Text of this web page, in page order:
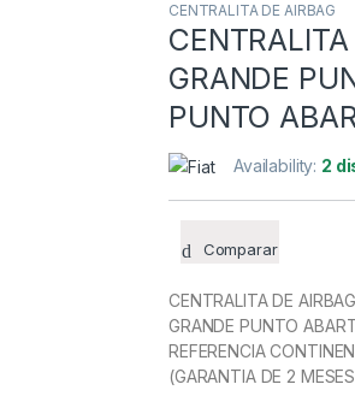
CENTRALITA DE AIRBAG
GRANDE
PUNTO
Availability: 2
Comparar
CENTRALITA DE
GRANDE PUNTO
REFERENCIA
(GARANTIA DE 2